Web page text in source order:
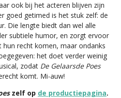
ook bij het acteren blijven zijn
goed getimed is het stuk zelf: de
Die lengte biedt dan wel alle
subtiele humor, en zorgt ervoor
recht komen, maar ondanks
het doet verder weinig
zodat De Gelaarsde Poes
komt. Mi-auw!
zelf op de productiepagina.